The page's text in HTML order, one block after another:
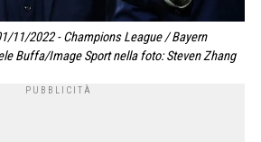
11/2022 - Champions League / Bayern
Buffa/Image Sport nella foto: Steven Zhang